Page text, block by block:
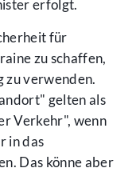
erfolgt.
für
zu schaffen,
zu verwenden.
gelten als
Verkehr", wenn
in das
Das könne aber